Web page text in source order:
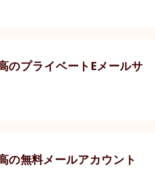
のプライベートEメールサ
の無料メールアカウント